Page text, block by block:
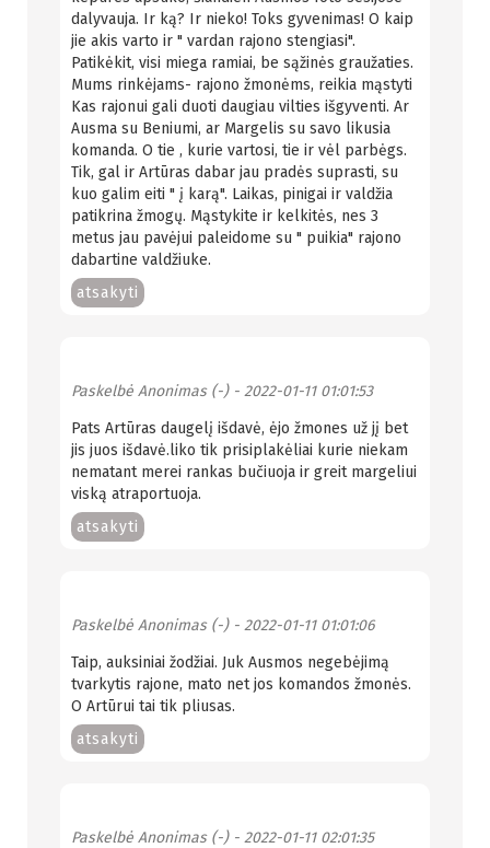
dalyvauja. Ir ką? Ir nieko! Toks gyvenimas! O kaip
jie akis varto ir " vardan rajono stengiasi".
Patikėkit, visi miega ramiai, be sąžinės graužaties.
Mums rinkėjams- rajono žmonėms, reikia mąstyti
Kas rajonui gali duoti daugiau vilties išgyventi. Ar
Ausma su Beniumi, ar Margelis su savo likusia
komanda. O tie , kurie vartosi, tie ir vėl parbėgs.
Tik, gal ir Artūras dabar jau pradės suprasti, su
kuo galim eiti " į karą". Laikas, pinigai ir valdžia
patikrina žmogų. Mąstykite ir kelkitės, nes 3
metus jau pavėjui paleidome su " puikia" rajono
dabartine valdžiuke.
atsakyti
Paskelbė Anonimas (-)- 2022-01-11 01:01:53
Pats Artūras daugelį išdavė, ėjo žmones už jį bet
jis juos išdavė.liko tik prisiplakėliai kurie niekam
nematant merei rankas bučiuoja ir greit margeliui
viską atraportuoja.
atsakyti
Paskelbė Anonimas (-)- 2022-01-11 01:01:06
Taip, auksiniai žodžiai. Juk Ausmos negebėjimą
tvarkytis rajone, mato net jos komandos žmonės.
O Artūrui tai tik pliusas.
atsakyti
Paskelbė Anonimas (-)- 2022-01-11 02:01:35